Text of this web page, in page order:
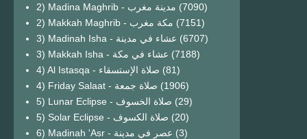
2) Madina Maghrib - مدينة مغرب (7090)
2) Makkah Maghrib - مكة مغرب (7151)
3) Madinah Isha - عشاء في مدينة (6707)
3) Makkah Isha - عشاء في مكة (7188)
4) Al Istasqa - صلاة الإستسقاء (81)
4) Friday Salaat - صلاة جمعة (1906)
5) Lunar Eclipse - صلاة الخسوف (29)
(20)
6) Madinah 'Asr - عصر في مدينة (3)